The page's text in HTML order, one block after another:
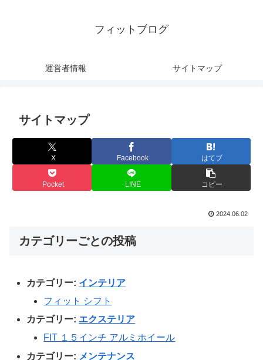
フィットブログ
運営者情報 サイトマップ
サイトマップ
X Facebook はてブ
Pocket LINE コピー
2024.06.02
カテゴリーごとの投稿
カテゴリー: インテリア
フィット シフト
カテゴリー: エクステリア
FIT １５インチ アルミホイール
カテゴリー: メンテナンス